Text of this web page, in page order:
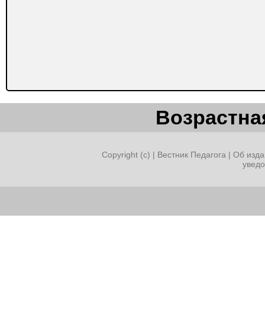
Copyright (c) | Вестник Педагога | Об